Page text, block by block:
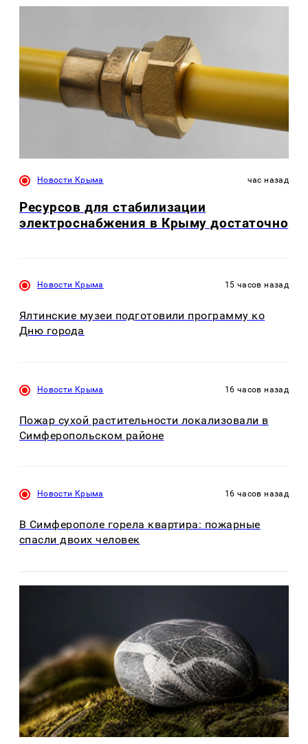
Новости Крыма час назад
Ресурсов для стабилизации
электроснабжения в Крыму достаточно
Новости Крыма 15 часов назад
Ялтинские музеи подготовили программу ко
Дню города
Новости Крыма 16 часов назад
Пожар сухой растительности локализовали в
Симферопольском районе
Новости Крыма 16 часов назад
В Симферополе горела квартира: пожарные
спасли двоих человек